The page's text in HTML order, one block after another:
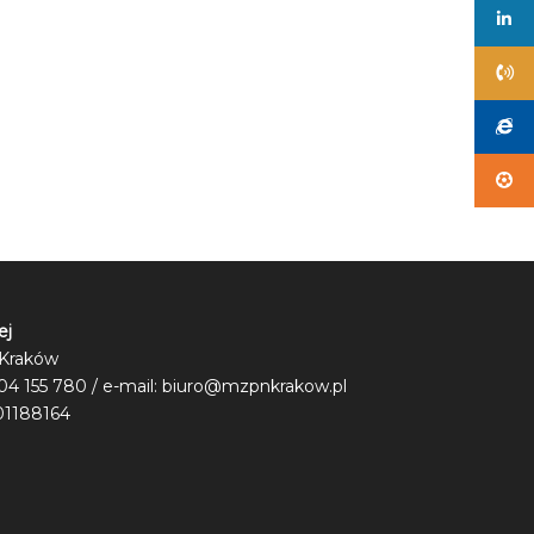
155 780 / e-mail: biuro@mzpnkrakow.pl